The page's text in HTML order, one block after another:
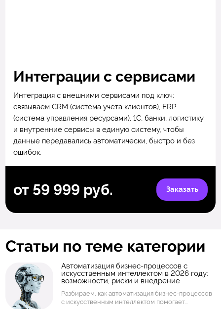
Интеграции с сервисами
Интеграция с внешними сервисами под ключ:
связываем CRM (система учета клиентов), ERP
(система управления ресурсами), 1С, банки, логистику
и внутренние сервисы в единую систему, чтобы
данные передавались автоматически, быстро и без
ошибок.
от 59 999 руб. Заказать
Статьи по теме категории
Автоматизация бизнес-процессов с
искусственным интеллектом в 2026 году:
возможности, риски и внедрение
Разбираем, как автоматизация бизнес-процессов
с искусственным интеллектом помогает